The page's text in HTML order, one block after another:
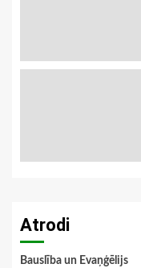
Atrodi
Bauslība un Evaņģēlijs